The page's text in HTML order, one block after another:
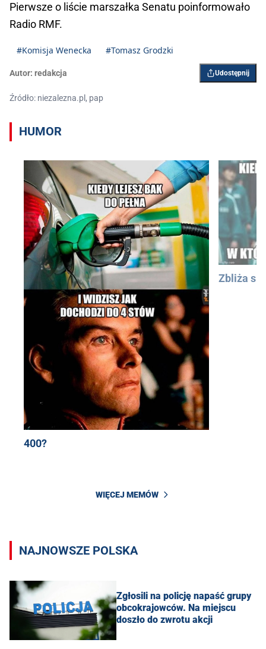
Pierwsze o liście marszałka Senatu poinformowało
Radio RMF.
#Komisja Wenecka #Tomasz Grodzki
Autor: redakcja Udostępnij
Źródło: niezalezna.pl, pap
HUMOR
400?
Zbliża się
WIĘCEJ MEMÓW
NAJNOWSZE POLSKA
Zgłosili na policję napaść grupy
obcokrajowców. Na miejscu
doszło do zwrotu akcji